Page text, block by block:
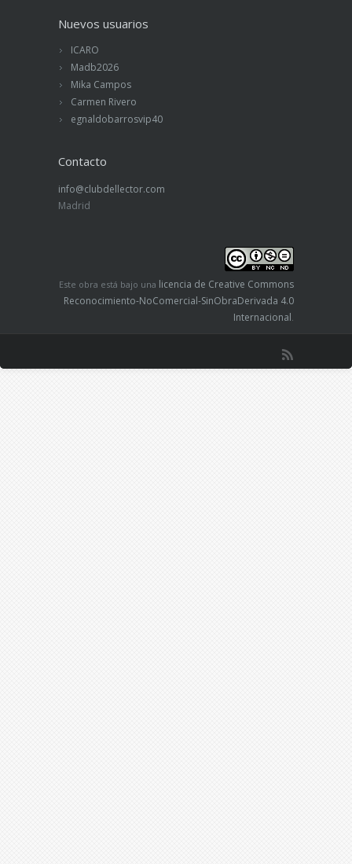
Nuevos usuarios
ICARO
Madb2026
Mika Campos
Carmen Rivero
egnaldobarrosvip40
Contacto
info@clubdellector.com
Madrid
Este obra está bajo una licencia de Creative Commons
Reconocimiento-NoComercial-SinObraDerivada 4.0
Internacional